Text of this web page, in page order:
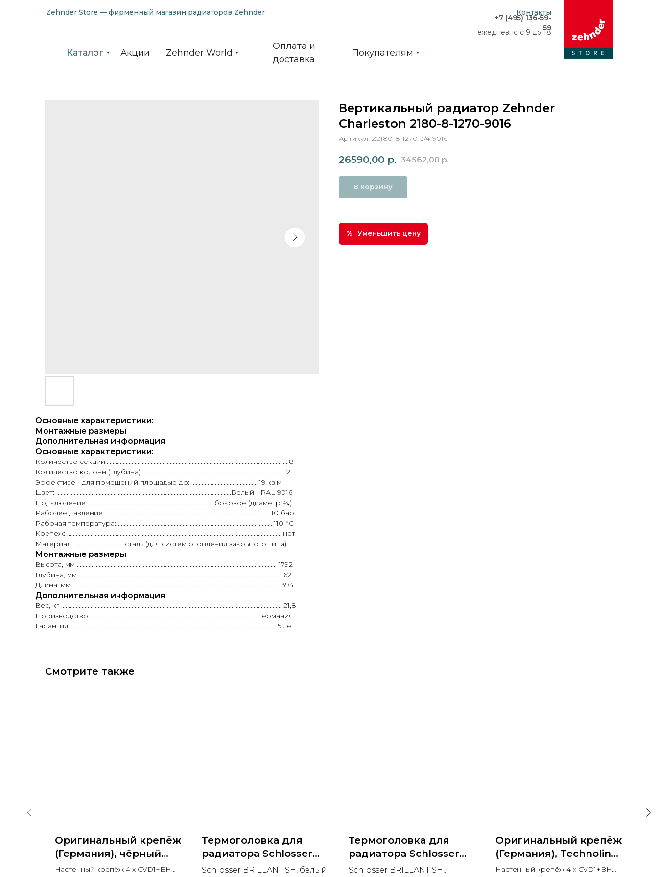
Zehnder Store — фирменный магазин радиаторов Zehnder
Zehnder World
ежедневно с 9 до 18
Акции Покупателям
Оплата и
доставка
Каталог
+7 (495) 136-59-
59
Контакты
Вертикальный радиатор Zehnder
Charleston 2180-8-1270-9016
Артикул: Z2180-8-1270-3/4-9016
26590,00 р. 34562,00 р.
В корзину
Уменьшить цену
Основные характеристики:
Монтажные размеры
Дополнительная информация
Основные характеристики:
Количество секций:............................................................................................................................8
Количество колонн (глубина): .................................................................................................2
Эффективен для помещений площадью до: ..............................................19 кв.м.
Цвет: .......................................................................................................................Белый - RAL 9016
Подключение: .................................................................................... боковое (диаметр ¾)
Рабочее давление: ............................................................................................................... 10 бар
Рабочая температура: ..........................................................................................................110 °C
Крепеж: ...................................................................................................................................................нет
Материал: ................................. сталь (для систем отопления закрытого типа)
Монтажные размеры
Высота, мм ........................................................................................................................................ 1792
Глубина, мм .......................................................................................................................................... 62
Длина, мм ............................................................................................................................................. 394
Дополнительная информация
Вес, кг ...................................................................................................................................................... 21,8
Производство................................................................................................................... Германия
Гарантия ............................................................................................................................................ 5 лет
Смотрите также
Оригинальный крепёж
(Германия), чёрный
Black Matt RAL 9005
Настенный крепёж 4 x CVD1+BH
Термоголовка для
радиатора Schlosser
BRILLANT SH (Польша)
Schlosser BRILLANT SH, белый
Термоголовка для
радиатора Schlosser
BRILLANT SH (Польша)
Schlosser BRILLANT SH,
Оригинальный крепёж
(Германия), Technoline
0325
Настенный крепёж 4 x CVD1+BH